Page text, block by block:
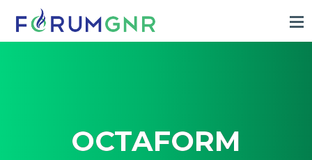
OCTAFORM